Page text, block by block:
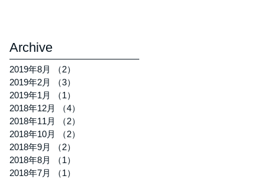
Archive
2019年8月 （2）
2019年2月
（3）
2019年1月
（1）
2018年12月
（4）
2018年11月
（2）
2018年10月
（2）
2018年9月
（2）
2018年8月
（1）
2018年7月
（1）